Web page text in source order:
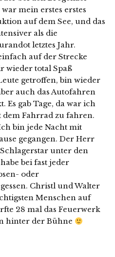
mein erstes erstes
auf dem See, und das
als die
letztes Jahr.
auf der Strecke
wieder total Spaß
getroffen, bin wieder
auch das Autofahren
gab Tage, da war ich
Fahrrad zu fahren.
bin jede Nacht mit
gegangen. Der Herr
unter den
bei fast jeder
oder
Christl und Walter
Menschen auf
28 mal das Feuerwerk
hinter der Bühne